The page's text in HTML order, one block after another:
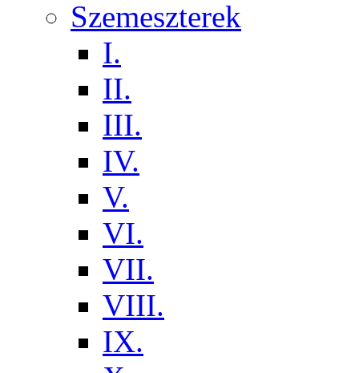
Szemeszterek
I.
II.
III.
IV.
V.
VI.
VII.
VIII.
IX.